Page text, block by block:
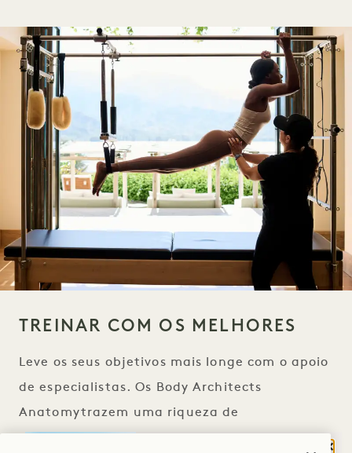
TREINAR COM OS MELHORES
Leve os seus objetivos mais longe com o apoio
de especialistas. Os Body Architects
Anatomytrazem uma riqueza de
certificações, experiência e conhecimento